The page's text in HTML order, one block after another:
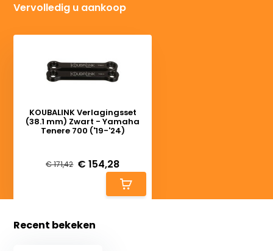
Vervolledig u aankoop
KOUBALINK Verlagingsset
(38.1 mm) Zwart - Yamaha
Tenere 700 ('19-'24)
€ 171,42 € 154,28
Recent bekeken